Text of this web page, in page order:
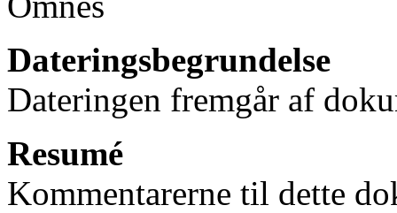
Dateringsbegrundelse
Dateringen fremgår af
Resumé
Kommentarerne til dette